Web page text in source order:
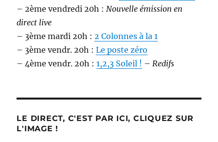
– 2ème vendredi 20h :Nouvelle émission en
direct live
– 3ème mardi 20h :2 Colonnes à la 1
– 3ème vendr. 20h :Le poste zéro
– 4ème vendr. 20h :1,2,3 Soleil ! –Redifs
LE DIRECT, C'EST PAR ICI, CLIQUEZ SUR
L'IMAGE !